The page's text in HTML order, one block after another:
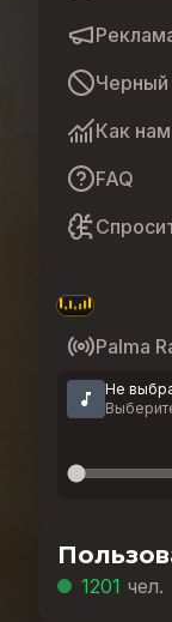
Черный
Как
FAQ
Palma
Не
1201 чел.